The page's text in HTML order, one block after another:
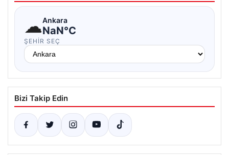
☁Ankara
NaN°C
ŞEHIR SEÇ
Bizi Takip Edin